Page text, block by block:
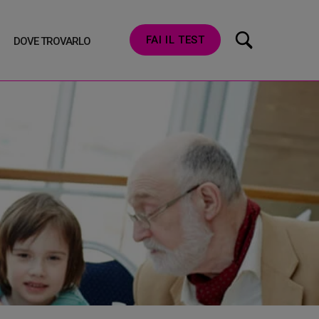
DOVE TROVARLO FAI IL TEST